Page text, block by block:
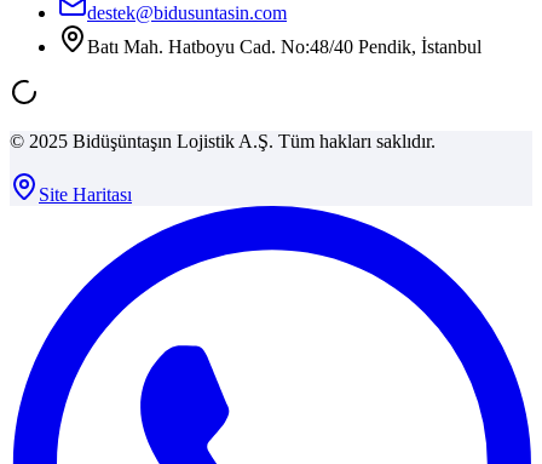
destek@bidusuntasin.com
Batı Mah. Hatboyu Cad. No:48/40 Pendik, İstanbul
© 2025 Bidüşüntaşın Lojistik A.Ş. Tüm hakları saklıdır.
Site Haritası